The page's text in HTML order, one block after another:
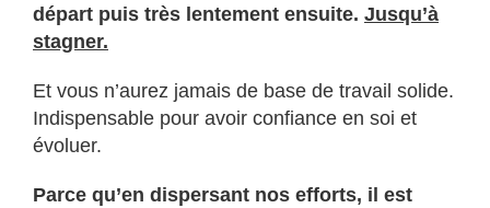
départ puis très lentement ensuite. Jusqu’à
stagner.
Et vous n’aurez jamais de base de travail solide.
Indispensable pour avoir confiance en soi et
évoluer.
Parce qu’en dispersant nos efforts, il est